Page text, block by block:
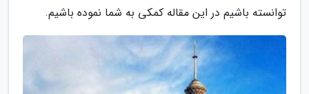
توانسته باشیم در این مقاله کمکی به شما نموده باشیم.